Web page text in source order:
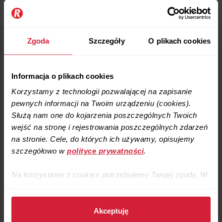
Zgoda Szczegóły O plikach cookies
Informacja o plikach cookies
Korzystamy z technologii pozwalającej na zapisanie
pewnych informacji na Twoim urządzeniu (cookies).
Służą nam one do kojarzenia poszczególnych Twoich
wejść na stronę i rejestrowania poszczególnych zdarzeń
na stronie. Cele, do których ich używamy, opisujemy
szczegółowo w polityce prywatności.
Na korzystanie z cookies potrzebujemy Twojej zgody. W
działania strony, zgodę stanowi samo dalsze korzystanie
Akceptuję
bezwzględnie wizyty inżyniera i doradcy na miejscu